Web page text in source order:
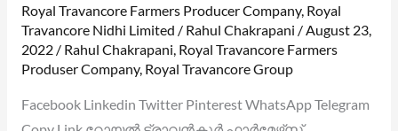
Royal Travancore Farmers Producer Company, Royal
Travancore Nidhi Limited / Rahul Chakrapani / August 23,
2022 / Rahul Chakrapani Royal Travancore Farmers
Produser Company, Royal Travancore Group
Facebook Linkedin Twitter Pinterest WhatsApp Telegram